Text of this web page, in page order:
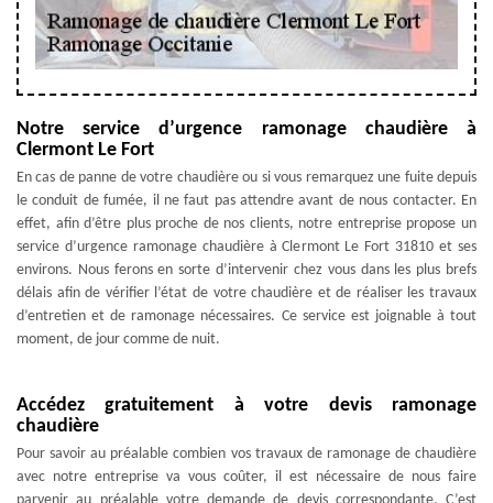
Notre service d’urgence ramonage chaudière à
Clermont Le Fort
En cas de panne de votre chaudière ou si vous remarquez une fuite depuis
le conduit de fumée, il ne faut pas attendre avant de nous contacter. En
effet, afin d’être plus proche de nos clients, notre entreprise propose un
service d’urgence ramonage chaudière à Clermont Le Fort 31810 et ses
environs. Nous ferons en sorte d’intervenir chez vous dans les plus brefs
délais afin de vérifier l’état de votre chaudière et de réaliser les travaux
d’entretien et de ramonage nécessaires. Ce service est joignable à tout
moment, de jour comme de nuit.
Accédez gratuitement à votre devis ramonage
chaudière
Pour savoir au préalable combien vos travaux de ramonage de chaudière
avec notre entreprise va vous coûter, il est nécessaire de nous faire